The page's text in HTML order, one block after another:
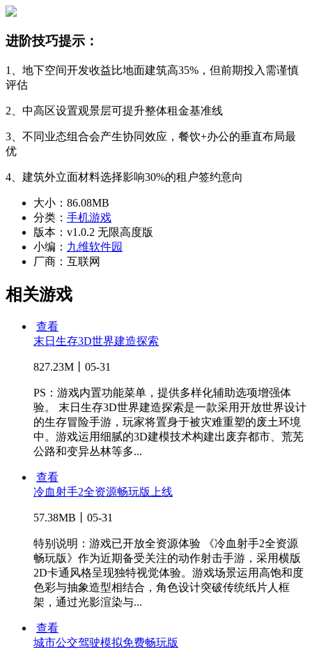
进阶技巧提示：
1、地下空间开发收益比地面建筑高35%，但前期投入需谨慎
评估
2、中高区设置观景层可提升整体租金基准线
3、不同业态组合会产生协同效应，餐饮+办公的垂直布局最
优
4、建筑外立面材料选择影响30%的租户签约意向
大小： 86.08MB
分类： 手机游戏
版本： v1.0.2 无限高度版
小编： 九维软件园
厂商： 互联网
相关游戏
查看
末日生存3D世界建造探索
827.23M丨05-31
PS：游戏内置功能菜单，提供多样化辅助选项增强体
验。 末日生存3D世界建造探索是一款采用开放世界设计
的生存冒险手游，玩家将置身于被灾难重塑的废土环境
中。游戏运用细腻的3D建模技术构建出废弃都市、荒芜
公路和变异丛林等多...
查看
冷血射手2全资源畅玩版上线
57.38MB丨05-31
特别说明：游戏已开放全资源体验 《冷血射手2全资源
畅玩版》作为近期备受关注的动作射击手游，采用横版
2D卡通风格呈现独特视觉体验。游戏场景运用高饱和度
色彩与抽象造型相结合，角色设计突破传统纸片人框
架，通过光影渲染与...
查看
城市公交驾驶模拟免费畅玩版